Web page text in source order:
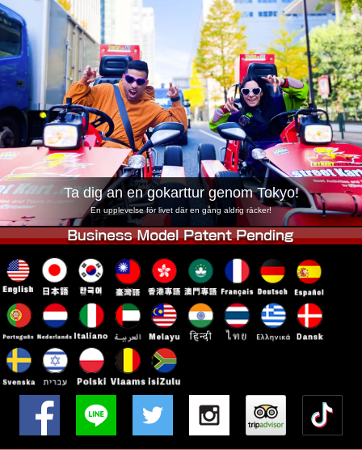
Om oss Specifikationer Pris
Hitta hit FAQ
Företag Boka
Byt butik
Tokyo Shinagawa Tokyo Akihabara#1
Tokyo Akihabara#2 Tokyo Shibuya
Tokyo Shibuya Annex Tokyo Bay
Tokyo Asakusa Osaka
Okinawa
Ta dig an en gokarttur genom Tokyo!
En upplevelse för livet där en gång aldrig räcker!